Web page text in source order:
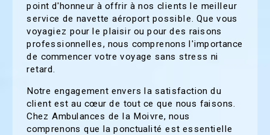
point d'honneur à offrir à nos clients le meilleur
service de navette aéroport possible. Que vous
voyagiez pour le plaisir ou pour des raisons
professionnelles, nous comprenons l'importance
de commencer votre voyage sans stress ni
retard.
Notre engagement envers la satisfaction du
client est au cœur de tout ce que nous faisons.
Chez Ambulances de la Moivre, nous
comprenons que la ponctualité est essentielle